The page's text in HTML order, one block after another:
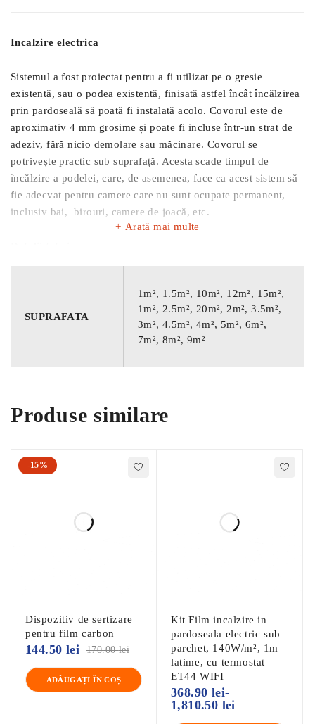
Incalzire electrica
Sistemul a fost proiectat pentru a fi utilizat pe o gresie
existentă, sau o podea existentă, finisată astfel încât încălzirea
prin pardoseală să poată fi instalată acolo. Covorul este de
aproximativ 4 mm grosime și poate fi incluse într-un strat de
adeziv, fără nicio demolare sau măcinare. Covorul se
potrivește practic sub suprafață. Acesta scade timpul de
încălzire a podelei, care, de asemenea, face ca acest sistem să
fie adecvat pentru camere care nu sunt ocupate permanent,
inclusiv bai, birouri, camere de joacă, etc.
Detalii tehnice
2.5 metri 3-cablue de alimentare
Complet încorporat în strat din aluminiu cu împământare
Conexiune unică între cablul de încălzire şi conectare
Cablu rezistent din crom/nichel
Inveliş protector din PVC
Lăţime 50 cm
Metoda de instalare
Pardoseli anhidrit
Furnizat ca set complet :
Covor de încălzire
Tub flexibil pentru senzor de podea
Instrucțiuni de instalare și Verificare
Arată mai multe
SUPRAFATA
1m², 1.5m², 10m², 12m², 15m²,
1m², 2.5m², 20m², 2m², 3.5m²,
3m², 4.5m², 4m², 5m², 6m²,
7m², 8m², 9m²
Produse similare
-15%
Dispozitiv de sertizare
pentru film carbon
170.00lei
144.50 lei
ADĂUGAȚI ÎN COȘ
Kit Film incalzire in
pardoseala electric sub
parchet, 140W/m², 1m
latime, cu termostat
ET44 WIFI
368.90 lei-
1,810.50 lei